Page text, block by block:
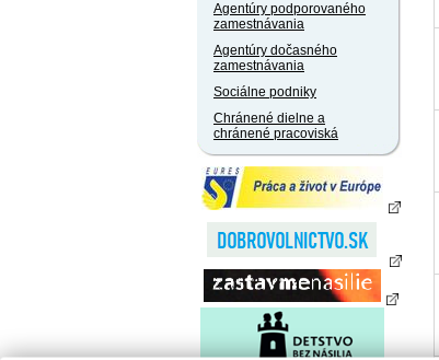
Agentúry podporovaného
zamestnávania
Agentúry dočasného
zamestnávania
Sociálne podniky
Chránené dielne a
chránené pracoviská